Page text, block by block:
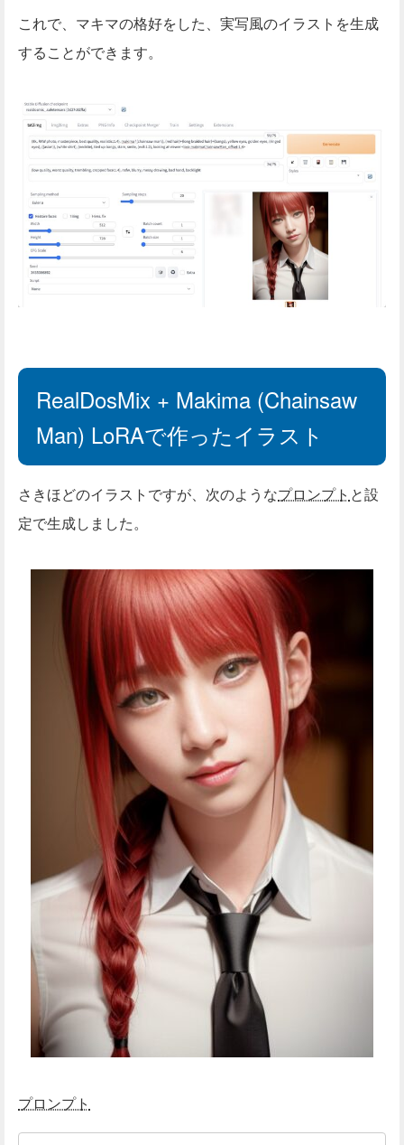
これで、マキマの格好をした、実写風のイラストを生成
することができます。
RealDosMix + Makima (Chainsaw
Man) LoRAで作ったイラスト
さきほどのイラストですが、次のようなプロンプト と設
定で生成しました。
プロンプト